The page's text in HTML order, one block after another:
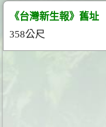
《台灣新生報》舊址
358公尺